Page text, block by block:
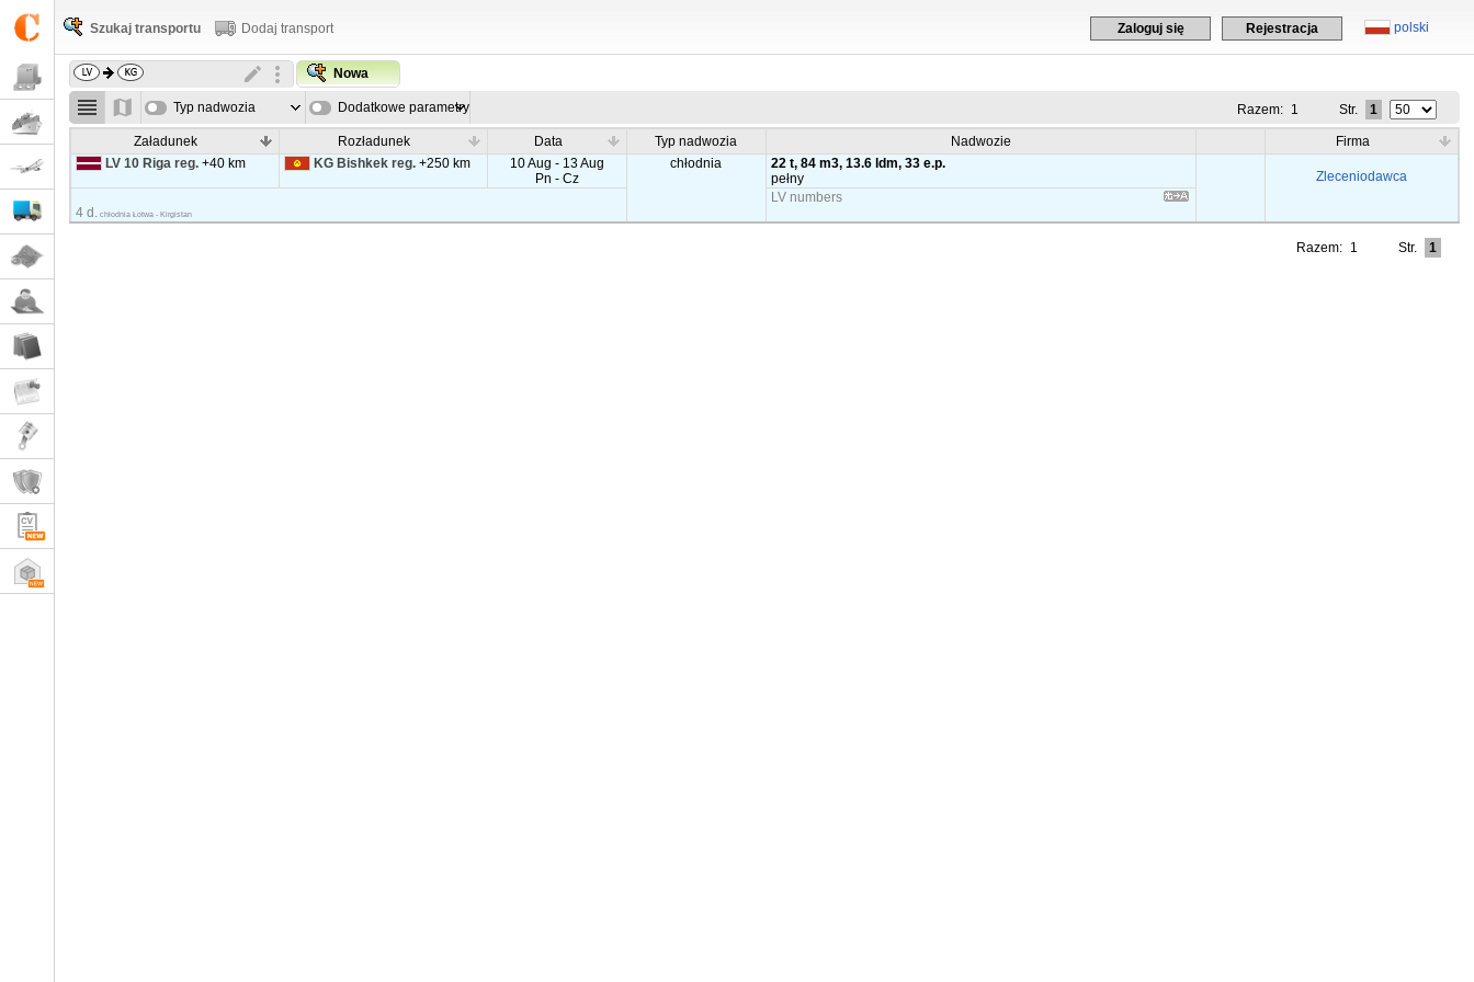
polski
Zaloguj się Rejestracja
Szukaj transportu Dodaj transport
Nowa
Typ nadwozia Dodatkowe parametry Razem: 1 Str. 1
Załadunek Rozładunek Data Typ nadwozia Nadwozie
Firma
LV 10 Riga reg. +40 km KG Bishkek reg. +250 km
10 Aug - 13 Aug
Pn - Cz
chłodnia
22 t, 84 m3, 13.6 ldm, 33 e.p.
pełny
Zleceniodawca
4 d. chłodnia Łotwa - Kirgistan
LV numbers
Razem: 1 Str. 1